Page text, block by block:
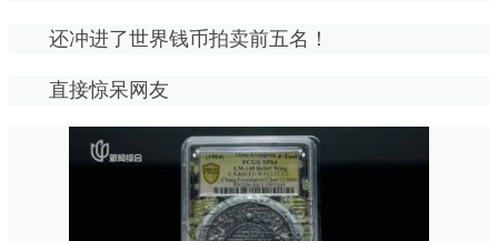
还冲进了世界钱币拍卖前五名！
直接惊呆网友